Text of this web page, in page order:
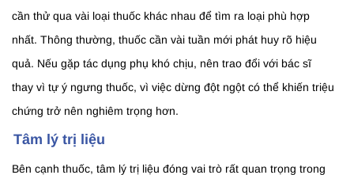
cần thử qua vài loại thuốc khác nhau để tìm ra loại phù hợp
nhất. Thông thường, thuốc cần vài tuần mới phát huy rõ hiệu
quả. Nếu gặp tác dụng phụ khó chịu, nên trao đổi với bác sĩ
thay vì tự ý ngưng thuốc, vì việc dừng đột ngột có thể khiến triệu
chứng trở nên nghiêm trọng hơn.
Tâm lý trị liệu
Bên cạnh thuốc, tâm lý trị liệu đóng vai trò rất quan trọng trong